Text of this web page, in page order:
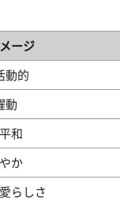
ージ
動的
動
和
か
らしさ